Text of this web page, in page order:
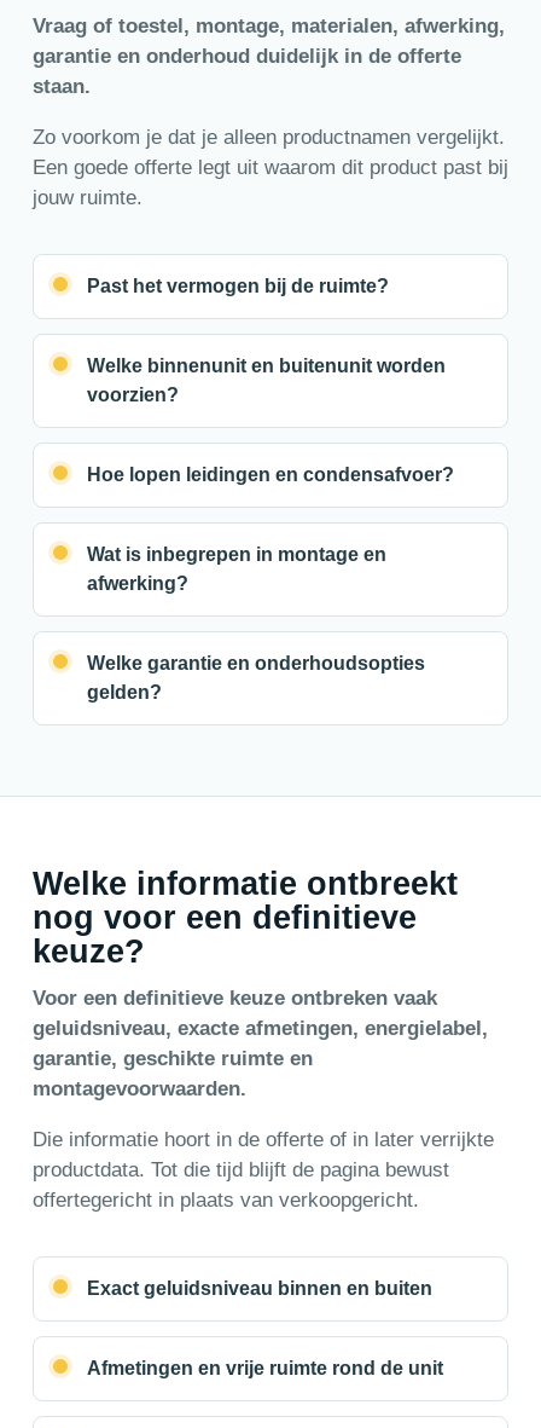
Vraag of toestel, montage, materialen, afwerking,
garantie en onderhoud duidelijk in de offerte
staan.
Zo voorkom je dat je alleen productnamen vergelijkt.
Een goede offerte legt uit waarom dit product past bij
jouw ruimte.
Past het vermogen bij de ruimte?
Welke binnenunit en buitenunit worden
voorzien?
Hoe lopen leidingen en condensafvoer?
Wat is inbegrepen in montage en
afwerking?
Welke garantie en onderhoudsopties
gelden?
Welke informatie ontbreekt
nog voor een definitieve
keuze?
Voor een definitieve keuze ontbreken vaak
geluidsniveau, exacte afmetingen, energielabel,
garantie, geschikte ruimte en
montagevoorwaarden.
Die informatie hoort in de offerte of in later verrijkte
productdata. Tot die tijd blijft de pagina bewust
offertegericht in plaats van verkoopgericht.
Exact geluidsniveau binnen en buiten
Afmetingen en vrije ruimte rond de unit